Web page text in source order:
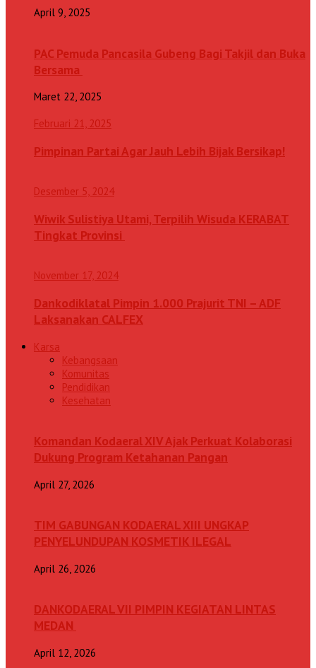
April 9, 2025
PAC Pemuda Pancasila Gubeng Bagi Takjil dan Buka
Bersama
Maret 22, 2025
Februari 21, 2025
Pimpinan Partai Agar Jauh Lebih Bijak Bersikap!
Desember 5, 2024
Wiwik Sulistiya Utami, Terpilih Wisuda KERABAT
Tingkat Provinsi
November 17, 2024
Dankodiklatal Pimpin 1.000 Prajurit TNI – ADF
Laksanakan CALFEX
Karsa
Kebangsaan
Komunitas
Pendidikan
Kesehatan
Komandan Kodaeral XIV Ajak Perkuat Kolaborasi
Dukung Program Ketahanan Pangan
April 27, 2026
TIM GABUNGAN KODAERAL XIII UNGKAP
PENYELUNDUPAN KOSMETIK ILEGAL
April 26, 2026
DANKODAERAL VII PIMPIN KEGIATAN LINTAS
MEDAN
April 12, 2026